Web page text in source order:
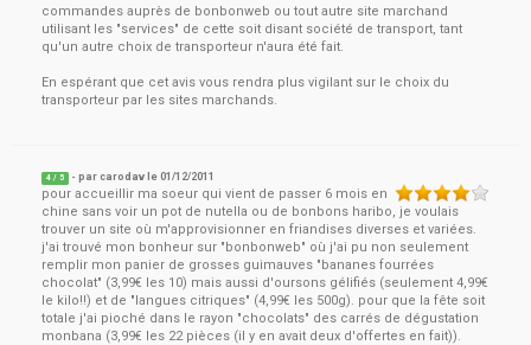
commandes auprès de bonbonweb ou tout autre site marchand
utilisant les "services" de cette soit disant société de transport, tant
qu'un autre choix de transporteur n'aura été fait.
En espérant que cet avis vous rendra plus vigilant sur le choix du
transporteur par les sites marchands.
4 / 5 - parcarodav le01/12/2011
pour accueillir ma soeur qui vient de passer 6 mois en
chine sans voir un pot de nutella ou de bonbons haribo, je voulais
trouver un site où m'approvisionner en friandises diverses et variées.
j'ai trouvé mon bonheur sur "bonbonweb" où j'ai pu non seulement
remplir mon panier de grosses guimauves "bananes fourrées
chocolat" (3,99€ les 10) mais aussi d'oursons gélifiés (seulement 4,99€
le kilo!!) et de "langues citriques" (4,99€ les 500g). pour que la fête soit
totale j'ai pioché dans le rayon "chocolats" des carrés de dégustation
monbana (3,99€ les 22 pièces (il y en avait deux d'offertes en fait)).